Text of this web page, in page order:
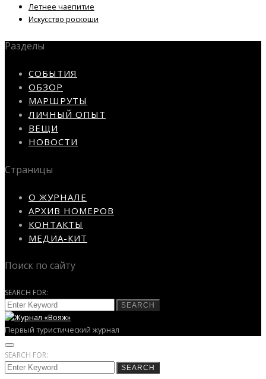
Летнее чаепитие
Искусство роскоши
Разделы
СОБЫТИЯ
ОБЗОР
МАРШРУТЫ
ЛИЧНЫЙ ОПЫТ
ВЕЩИ
НОВОСТИ
Страницы
О ЖУРНАЛЕ
АРХИВ НОМЕРОВ
КОНТАКТЫ
МЕДИА-КИТ
Поиск по сайту
SEARCH FOR:
SEARCH
Первый туристический журнал
SEARCH FOR:
SEARCH